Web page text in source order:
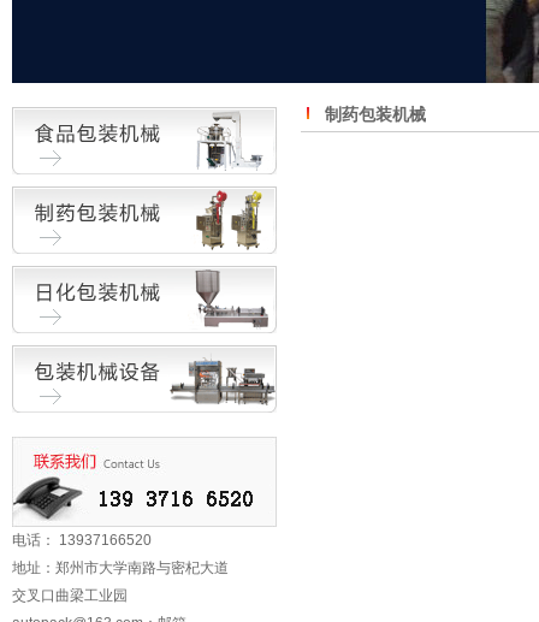
电话： 13937166520
地址：郑州市大学南路与密杞大道
交叉口曲梁工业园
制药包装机械